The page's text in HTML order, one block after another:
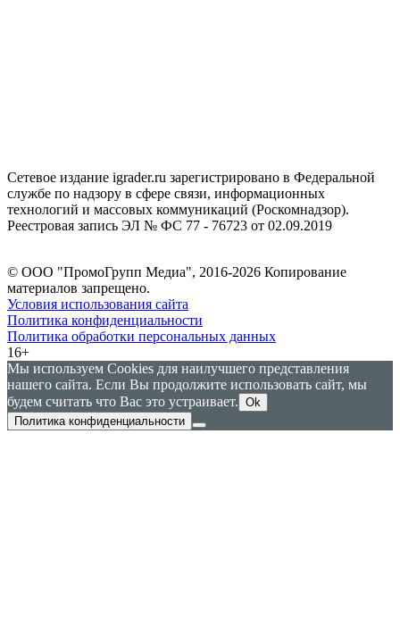
Сетевое издание igrader.ru зарегистрировано в Федеральной
службе по надзору в сфере связи, информационных
технологий и массовых коммуникаций (Роскомнадзор).
Реестровая запись ЭЛ № ФС 77 - 76723 от 02.09.2019
© ООО "ПромоГрупп Медиа", 2016-2026 Копирование
материалов запрещено.
Условия использования сайта
Политика конфиденциальности
Политика обработки персональных данных
16+
Мы используем Cookies для наилучшего представления
нашего сайта. Если Вы продолжите использовать сайт, мы
будем считать что Вас это устраивает. Ok
Политика конфиденциальности